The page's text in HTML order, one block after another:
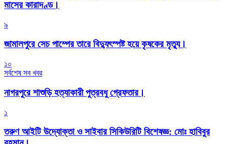
মাসের কারাদণ্ড।
৯
জামালপুরে সেচ পাম্পের তারে বিদ্যুৎস্পষ্ট হয়ে কৃষকের মৃত্যু।
১০
সর্বশেষ সব খবর
নাগরপুরে শাশুড়ি হত্যাকারী পুত্রবধু গ্রেফতার।
১
তরুণ আইটি উদ্যোক্তা ও সাইবার সিকিউরিটি বিশেষজ্ঞ: মোঃ হাবিবুর